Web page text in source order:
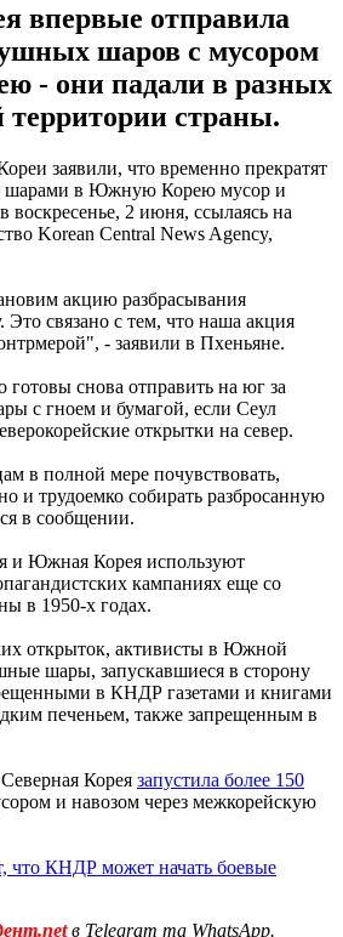
впервые отправила
шаров с мусором
- они падали в разных
территории страны.
заявили, что временно прекратят
шарами в Южную Корею мусор и
воскресенье, 2 июня, ссылаясь на
Korean Central News Agency,
акцию разбрасывания
Это связано с тем, что наша акция
- заявили в Пхеньяне.
снова отправить на юг за
с гноем и бумагой, если Сеул
открытки на север.
в полной мере почувствовать,
и трудоемко собирать разбросанную
в сообщении.
и Южная Корея используют
кампаниях еще со
в 1950-х годах.
открыток, активисты в Южной
шары, запускавшиеся в сторону
в КНДР газетами и книгами
печеньем, также запрещенным в
Корея запустила более 150
и навозом через межкорейскую
что КНДР может начать боевые
в Telegram та WhatsApp.